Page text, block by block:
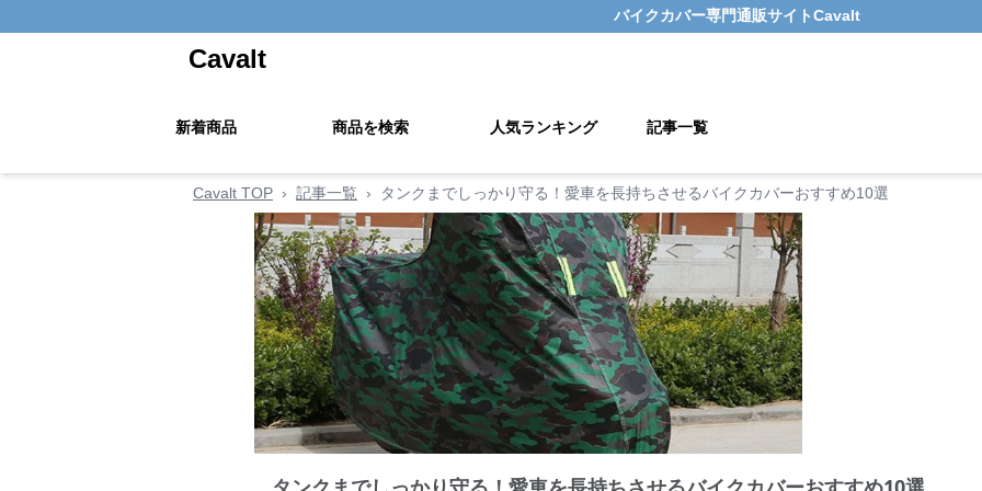
バイクカバー専門通販サイトCavalt
Cavalt
新着商品 商品を検索 人気ランキング 記事一覧
Cavalt TOP › 記事一覧 › タンクまでしっかり守る！愛車を長持ちさせるバイクカバーおすすめ10選